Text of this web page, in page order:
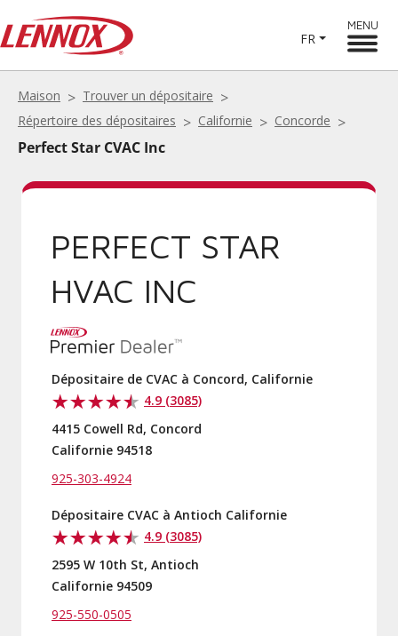
FR
MENU
Maison
Trouver un dépositaire
Répertoire des dépositaires
Californie Concorde
Perfect Star CVAC Inc
PERFECT STAR
HVAC INC
Dépositaire de CVAC à Concord, Californie
4.9 (3085)
4415 Cowell Rd, Concord
Californie 94518
925-303-4924
Dépositaire CVAC à Antioch Californie
4.9 (3085)
2595 W 10th St, Antioch
Californie 94509
925-550-0505